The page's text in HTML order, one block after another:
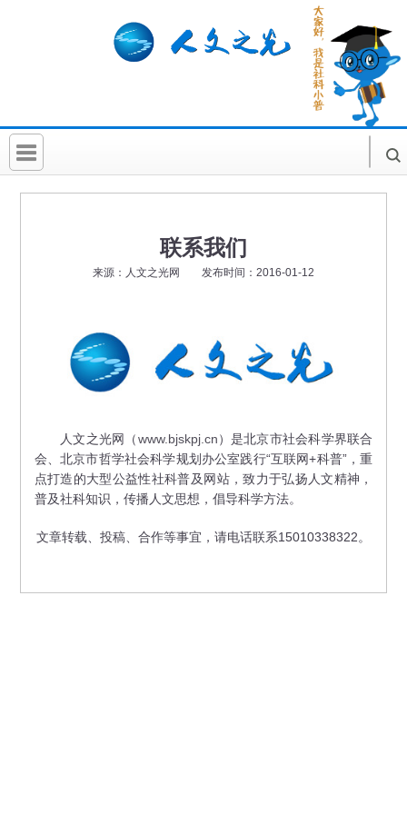
首 页
科普活动
联系我们
来源：人文之光网 发布时间：2016-01-12
人文之光网（www.bjskpj.cn）是北京市社会科学界联合
会、北京市哲学社会科学规划办公室践行“互联网+科普”，重
点打造的大型公益性社科普及网站，致力于弘扬人文精神，
普及社科知识，传播人文思想，倡导科学方法。
文章转载、投稿、合作等事宜，请电话联系15010338322。